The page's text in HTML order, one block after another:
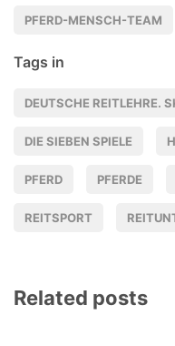
PFERD-MENSCH-TEAM
Tags in
DEUTSCHE REITLEHRE.
DIE SIEBEN SPIELE
PFERD PFERDE
REITSPORT
Related posts